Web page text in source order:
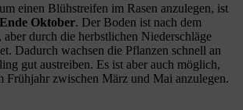
einen Blühstreifen im Rasen anzulegen, ist
Oktober. Der Boden ist nach dem
durch die herbstlichen Niederschläge
Dadurch wachsen die Pflanzen schnell an
gut austreiben. Es ist aber auch möglich,
Frühjahr zwischen März und Mai anzulegen.